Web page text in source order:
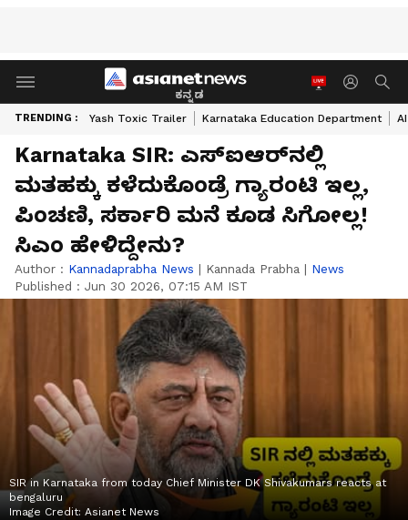
ಕನ್ನಡ
TRENDING : Yash Toxic Trailer Karnataka Education Department
Karnataka SIR: ಎಸ್‌ಐಆರ್‌ನಲ್ಲಿ
ಮತಹಕ್ಕು ಕಳೆದುಕೊಂಡ್ರೆ ಗ್ಯಾರಂಟಿ ಇಲ್ಲ,
ಪಿಂಚಣಿ, ಸರ್ಕಾರಿ ಮನೆ ಕೂಡ ಸಿಗೋಲ್ಲ!
ಸಿಎಂ ಹೇಳಿದ್ದೇನು?
Author : Kannadaprabha News | Kannada Prabha | News
Published : Jun 30 2026, 07:15 AM IST
SIR in Karnataka from today Chief Minister DK Shivakumars reacts at
bengaluru
Image Credit: Asianet News